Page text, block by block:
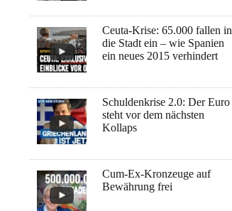
Ceuta-Krise: 65.000 fallen in
die Stadt ein – wie Spanien
ein neues 2015 verhindert
Schuldenkrise 2.0: Der Euro
steht vor dem nächsten
Kollaps
Cum-Ex-Kronzeuge auf
Bewährung frei